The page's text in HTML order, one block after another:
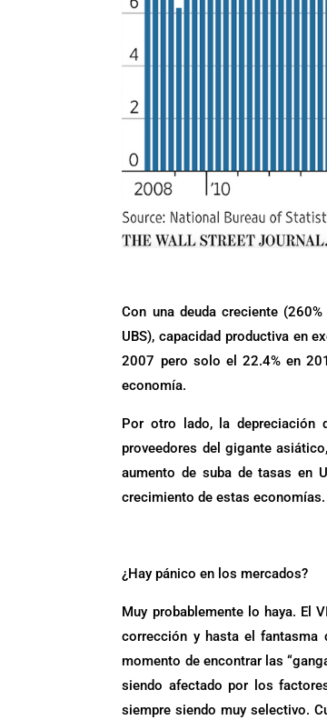
Con una deuda creciente
UBS), capacidad productiva en
2007 pero solo el 22.4% en
economía.
Por otro lado, la depreciación
proveedores del gigante
aumento de suba de tasas en
crecimiento de estas economías.
¿Hay pánico en los mercados?
Muy probablemente lo haya. El
corrección y hasta el fantasma
momento de encontrar las
siendo afectado por los
siempre siendo muy selectivo.